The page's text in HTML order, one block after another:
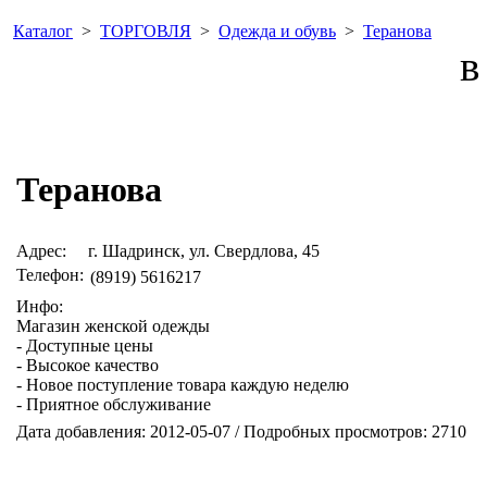
Каталог > ТОРГОВЛЯ > Одежда и обувь > Теранова
Теранова
Адрес:
г. Шадринск, ул. Свердлова, 45
Телефон: (8919) 5616217
Инфо:
Магазин женской одежды
- Доступные цены
- Высокое качество
- Новое поступление товара каждую неделю
- Приятное обслуживание
Дата добавления: 2012-05-07 / Подробных просмотров: 2710